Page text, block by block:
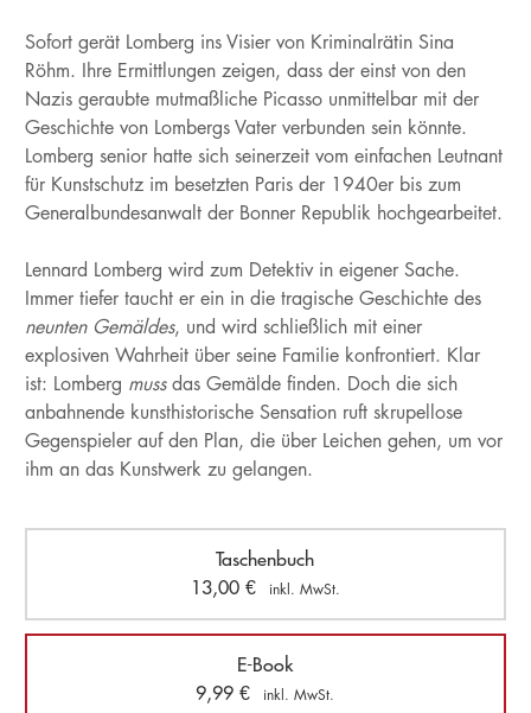
Sofort gerät Lomberg ins Visier von Kriminalrätin Sina
Röhm. Ihre Ermittlungen zeigen, dass der einst von den
Nazis geraubte mutmaßliche Picasso unmittelbar mit der
Geschichte von Lombergs Vater verbunden sein könnte.
Lomberg senior hatte sich seinerzeit vom einfachen Leutnant
für Kunstschutz im besetzten Paris der 1940er bis zum
Generalbundesanwalt der Bonner Republik hochgearbeitet.
Lennard Lomberg wird zum Detektiv in eigener Sache.
Immer tiefer taucht er ein in die tragische Geschichte des
neunten Gemäldes, und wird schließlich mit einer
explosiven Wahrheit über seine Familie konfrontiert. Klar
ist: Lomberg mussdas Gemälde finden. Doch die sich
anbahnende kunsthistorische Sensation ruft skrupellose
Gegenspieler auf den Plan, die über Leichen gehen, um vor
ihm an das Kunstwerk zu gelangen.
Taschenbuch
13,00 € inkl. MwSt.
E-Book
9,99€ inkl. MwSt.